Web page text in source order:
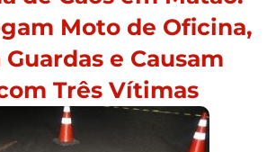
Moto de Oficina,
e Causam
Três Vítimas